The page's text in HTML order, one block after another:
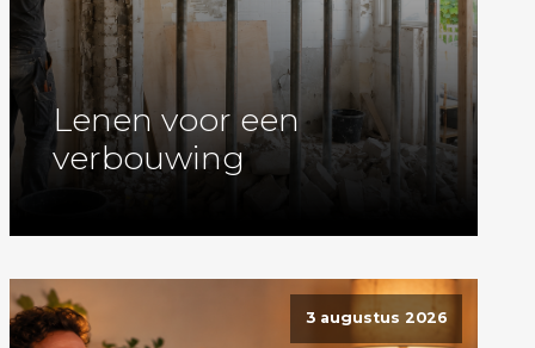
Lenen voor een
verbouwing
3 augustus 2026